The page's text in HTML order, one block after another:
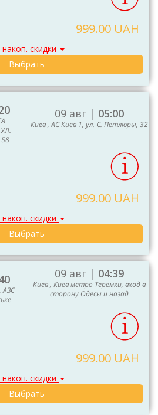
999.00 UAH
накоп. скидки
Выбрать
09 авг | 05:00
Киев , АС Киев 1, ул. С. Петлюры, 32
999.00 UAH
накоп. скидки
Выбрать
АЗС
09 авг | 04:39
Киев , Киев метро Теремки, вход в
сторону Одесы и назад
999.00 UAH
накоп. скидки
Выбрать